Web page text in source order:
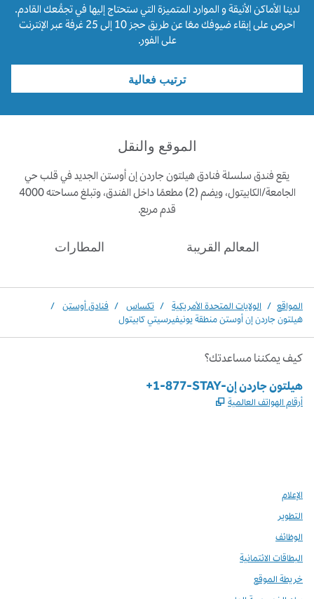
لدينا الأماكن الأنيقة و الموارد المتميزة التي ستحتاج إليها في تجمُّعك القادم.
احرص على إبقاء ضيوفك معًا عن طريق حجز 10 إلى 25 غرفة عبر الإنترنت
على الفور.
ترتيب فعالية
الموقع والنقل
يقع فندق سلسلة فنادق هيلتون جاردن إن أوستن الجديد في قلب حي
الجامعة/الكابيتول، ويضم (2) مطعمًا داخل الفندق، وتبلغ مساحته 4000
قدم مربع.
المعالم القريبة المطارات
المواقع / الولايات المتحدة الأمريكية / تكساس / فنادق أوستن
/
هيلتون جاردن إن أوستن منطقة يونيفيرسيتي كابيتول
كيف يمكننا مساعدتك؟
الهاتف:
+1-877-STAY-هيلتون جاردن إن
أرقام الهواتف العالمية
الإعلام
التطوير
الوظائف
البطاقات الائتمانية
خريطة الموقع